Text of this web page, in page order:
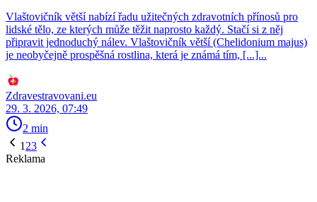
Vlaštovičník větší nabízí řadu užitečných zdravotních přínosů pro
lidské tělo, ze kterých může těžit naprosto každý. Stačí si z něj
připravit jednoduchý nálev. Vlaštovičník větší (Chelidonium majus)
je neobyčejně prospěšná rostlina, která je známá tím, [...]...
Zdravestravovani.eu
29. 3. 2026, 07:49
2 min
1 23
Reklama